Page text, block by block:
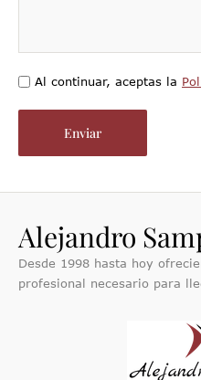
Al continuar, aceptas la
Alejandro
Desde 1998 hasta hoy
profesional necesario para